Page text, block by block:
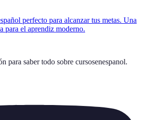
perfecto para alcanzar tus metas. Una
para el aprendiz moderno.
para saber todo sobre cursosenespanol.